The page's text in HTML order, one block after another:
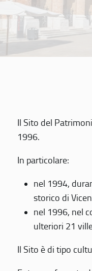
Il Sito del
1996.
In particolare:
nel 1994,
storico di
nel 1996, nel
ulteriori 21
Il Sito è di tipo